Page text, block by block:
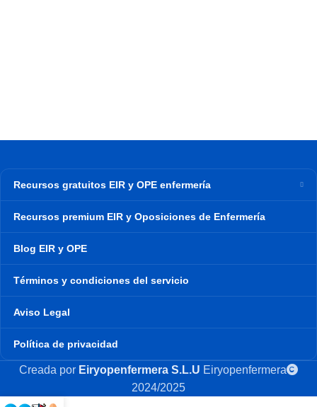
Recursos gratuitos EIR y OPE enfermería
Recursos premium EIR y Oposiciones de Enfermería
Blog EIR y OPE
Términos y condiciones del servicio
Aviso Legal
Política de privacidad
Creada por Eiryopenfermera S.L.U Eiryopenfermera
2024/2025